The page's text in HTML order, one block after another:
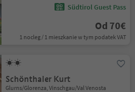
Südtirol Guest Pass
Od 70€
1 nocleg / 1 mieszkanie w tym podatek VAT
Schönthaler Kurt
Glurns/Glorenza, Vinschgau/Val Venosta